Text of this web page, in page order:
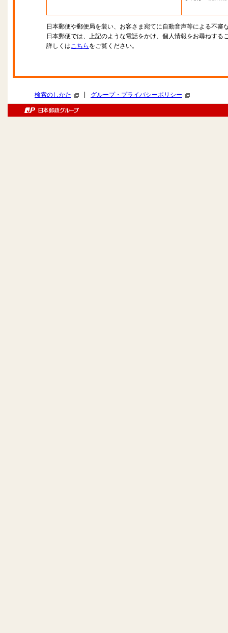
日本郵便や郵便局を装い、お客さま宛てに自動音声等による不審
日本郵便では、上記のような電話をかけ、個人情報をお尋ねする
詳しくはこちら をご覧ください。
検索のしかた グループ・プライバシーポリシー